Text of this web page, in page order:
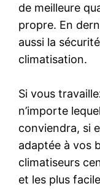
de meilleure
propre. En
aussi la
climatisation.
Si vous
n’importe
conviendra, si
adaptée à vos
climatiseurs
et les plus